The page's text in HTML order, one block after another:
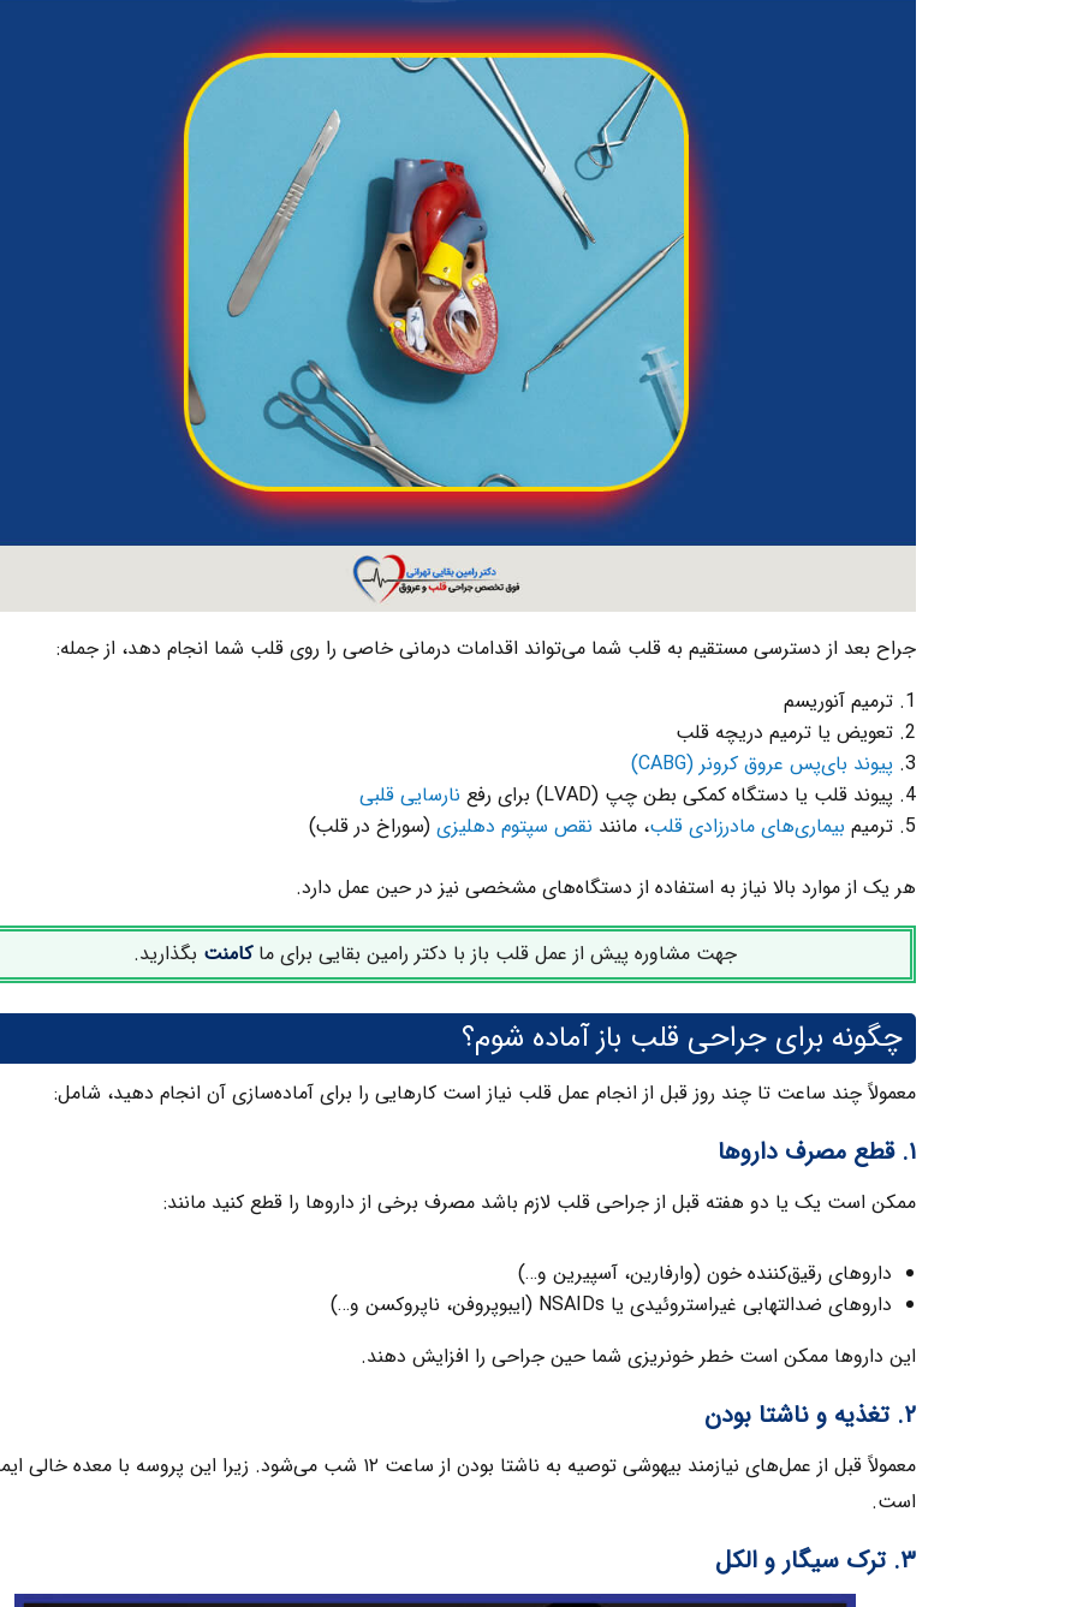
جراح بعد از دسترسی مستقیم به قلب شما می‌تواند اقدامات درمانی خاصی را روی قلب شما انجام دهد، از جمله:
ترمیم آنوریسم
تعویض یا ترمیم دریچه قلب
پیوند بای‌پس عروق کرونر (CABG)
پیوند قلب یا دستگاه کمکی بطن چپ (LVAD) برای رفع
نارسایی قلبی
ترمیم بیماری‌های مادرزادی قلب، مانند نقص سپتوم دهلیزی (سوراخ در قلب)
هر یک از موارد بالا نیاز به استفاده از دستگاه‌های مشخصی نیز در حین عمل دارد.
جهت مشاوره پیش از عمل قلب باز با دکتر رامین بقایی برای ماکامنت بگذارید.
چگونه برای جراحی قلب باز آماده شوم؟
معمولاً چند ساعت تا چند روز قبل از انجام عمل قلب نیاز است کارهایی را برای آماده‌سازی آن انجام دهید، شامل:
۱. قطع مصرف داروها
ممکن است یک یا دو هفته قبل از جراحی قلب لازم باشد مصرف برخی از داروها را قطع کنید مانند:
داروهای رقیق‌کننده خون (وارفارین، آسپیرین و…)
داروهای ضدالتهابی غیراستروئیدی یا NSAIDs (ایبوپروفن، ناپروکسن و…)
این داروها ممکن است خطر خونریزی شما حین جراحی را افزایش دهند.
۲. تغذیه و ناشتا بودن
معمولاً قبل از عمل‌های نیازمند بیهوشی توصیه به ناشتا بودن از ساعت ۱۲ شب می‌شود. زیرا این پروسه با معده
است.
۳. ترک سیگار و الکل